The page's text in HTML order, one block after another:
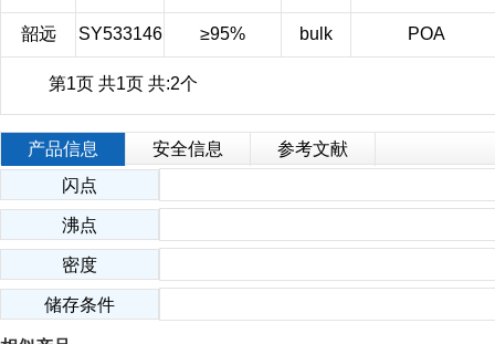
韶远 SY533146 ≥95% bulk POA
第1页 共1页 共:2个
产品信息 安全信息
参考文献
闪点
沸点
密度
储存条件